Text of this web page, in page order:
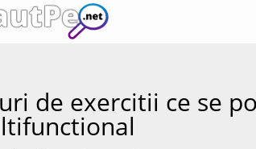
de exercitii ce se